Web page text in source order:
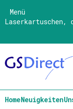
Menü
HomeNeuigkeiten